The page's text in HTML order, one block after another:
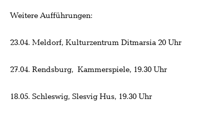
Weitere Aufführungen:
23.04. Meldorf, Kulturzentrum Ditmarsia 20 Uhr
27.04. Rendsburg, Kammerspiele, 19.30 Uhr
18.05. Schleswig, Slesvig Hus, 19.30 Uhr